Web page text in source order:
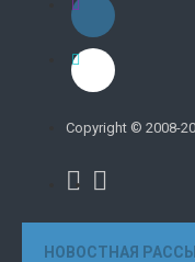
Copyright © 2008-
НОВОСТНАЯ